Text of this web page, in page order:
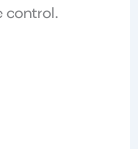
control.